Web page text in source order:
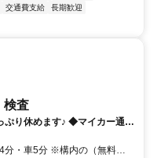
交通費支給
長期歓迎
検査
ぷり休めます♪ ◆マイカー通勤
費月3万円まで支給 ※規定あ
分・車5分 ※構内の（無料）